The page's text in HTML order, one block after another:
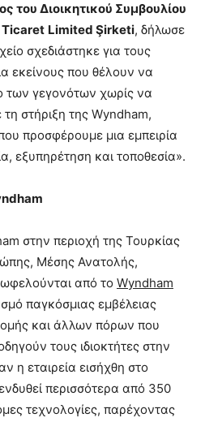
του Διοικητικού Συμβουλίου
Ticaret Limited Şirketi, δήλωσε
σχεδιάστηκε για τους
εκείνους που θέλουν να
των γεγονότων χωρίς να
στήριξη της Wyndham,
προσφέρουμε μια εμπειρία
εξυπηρέτηση και τοποθεσία».
στην περιοχή της Τουρκίας
Μέσης Ανατολής,
από το Wyndham
παγκόσμιας εμβέλειας
και άλλων πόρων που
τους ιδιοκτήτες στην
η εταιρεία εισήχθη στο
περισσότερα από 350
τεχνολογίες, παρέχοντας